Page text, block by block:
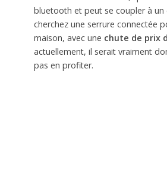
bluetooth et peut se coupler à un
cherchez une serrure connectée
maison, avec une chute de prix
actuellement, il serait vraiment
pas en profiter.